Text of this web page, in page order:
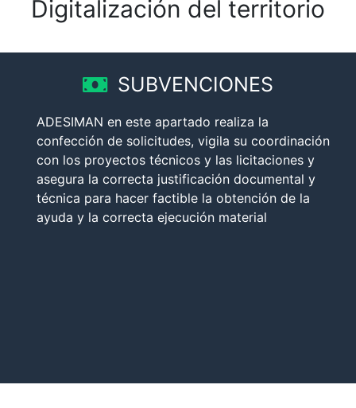
Digitalización del territorio
SUBVENCIONES
ADESIMAN en este apartado realiza la
confección de solicitudes, vigila su coordinación
con los proyectos técnicos y las licitaciones y
asegura la correcta justificación documental y
técnica para hacer factible la obtención de la
ayuda y la correcta ejecución material